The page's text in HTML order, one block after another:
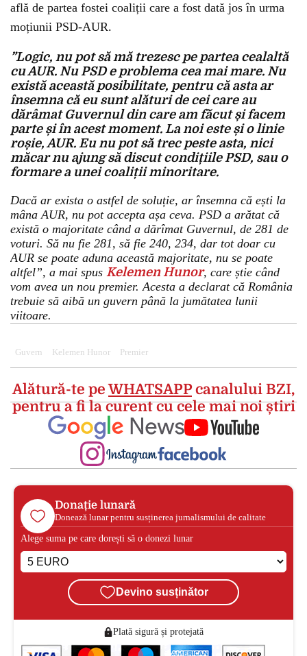
află de partea fostei coaliții care a fost dată jos în urma
moțiunii PSD-AUR.
”Logic, nu pot să mă trezesc pe partea cealaltă
cu AUR. Nu PSD e problema cea mai mare. Nu
există această posibilitate, pentru că asta ar
însemna că eu sunt alături de cei care au
dărâmat Guvernul din care am făcut și facem
parte și în acest moment. La noi este și o linie
roșie, AUR. Eu nu pot să trec peste asta, nici
măcar nu ajung să discut condițiile PSD, sau o
formare a unei coaliții minoritare.
Dacă ar exista o astfel de soluție, ar însemna că ești la
mâna AUR, nu pot accepta așa ceva. PSD a arătat că
există o majoritate când a dărîmat Guvernul, de 281 de
voturi. Să nu fie 281, să fie 240, 234, dar tot doar cu
AUR se poate aduna această majoritate, nu se poate
altfel”, a mai spus Kelemen Hunor, care știe când
vom avea un nou premier. Acesta a declarat că România
trebuie să aibă un guvern până la jumătatea lunii
viitoare.
Guvern Kelemen Hunor Premier
Alătură-te peWHATSAPPcanalului BZI,
pentru a fi la curent cu cele mai noi știri
Donație lunară
Donează lunar pentru susținerea jurnalismului de calitate
Alege suma pe care dorești să o donezi lunar
Devino susținător
Plată sigură și protejată